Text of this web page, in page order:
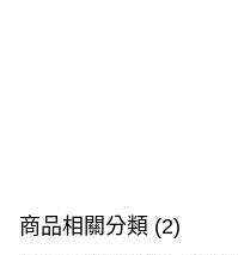
商品相關分類 (2)